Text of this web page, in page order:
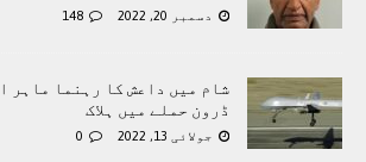
دسمبر 20, 2022 148
شام میں داعش کا رہنما ماہر
ڈرون حملے میں ہلاک
جولائی 13, 2022 0